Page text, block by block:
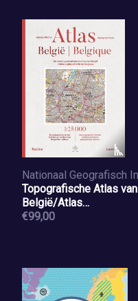
Topografische Atlas van
België/Atlas
Topographique de
€99,00